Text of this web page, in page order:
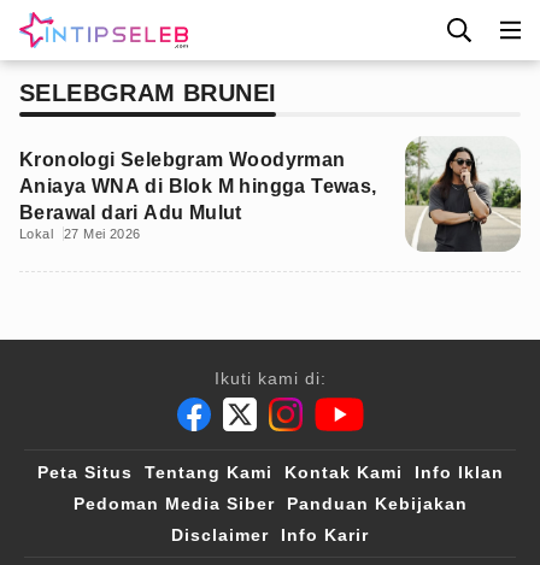
SELEBGRAM BRUNEI
Kronologi Selebgram Woodyrman
Aniaya WNA di Blok M hingga Tewas,
Berawal dari Adu Mulut
Lokal 27 Mei 2026
Ikuti kami di:
Peta Situs Tentang Kami Kontak Kami
Info Iklan
Pedoman Media Siber
Panduan Kebijakan
Disclaimer
Info Karir